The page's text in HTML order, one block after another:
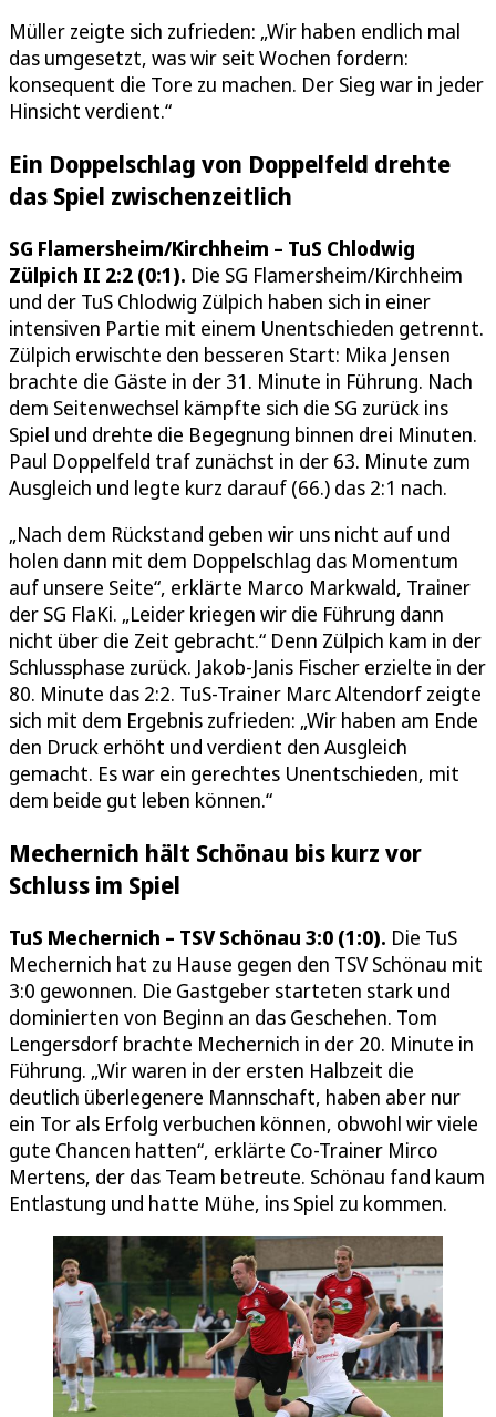
Müller zeigte sich zufrieden: „Wir haben endlich mal
das umgesetzt, was wir seit Wochen fordern:
konsequent die Tore zu machen. Der Sieg war in jeder
Hinsicht verdient.“
Ein Doppelschlag von Doppelfeld drehte
das Spiel zwischenzeitlich
SG Flamersheim/Kirchheim – TuS Chlodwig
Zülpich II 2:2 (0:1). Die SG Flamersheim/Kirchheim
und der TuS Chlodwig Zülpich haben sich in einer
intensiven Partie mit einem Unentschieden getrennt.
Zülpich erwischte den besseren Start: Mika Jensen
brachte die Gäste in der 31. Minute in Führung. Nach
dem Seitenwechsel kämpfte sich die SG zurück ins
Spiel und drehte die Begegnung binnen drei Minuten.
Paul Doppelfeld traf zunächst in der 63. Minute zum
Ausgleich und legte kurz darauf (66.) das 2:1 nach.
„Nach dem Rückstand geben wir uns nicht auf und
holen dann mit dem Doppelschlag das Momentum
auf unsere Seite“, erklärte Marco Markwald, Trainer
der SG FlaKi. „Leider kriegen wir die Führung dann
nicht über die Zeit gebracht.“ Denn Zülpich kam in der
Schlussphase zurück. Jakob-Janis Fischer erzielte in der
80. Minute das 2:2. TuS-Trainer Marc Altendorf zeigte
sich mit dem Ergebnis zufrieden: „Wir haben am Ende
den Druck erhöht und verdient den Ausgleich
gemacht. Es war ein gerechtes Unentschieden, mit
dem beide gut leben können.“
Mechernich hält Schönau bis kurz vor
Schluss im Spiel
TuS Mechernich – TSV Schönau 3:0 (1:0). Die TuS
Mechernich hat zu Hause gegen den TSV Schönau mit
3:0 gewonnen. Die Gastgeber starteten stark und
dominierten von Beginn an das Geschehen. Tom
Lengersdorf brachte Mechernich in der 20. Minute in
Führung. „Wir waren in der ersten Halbzeit die
deutlich überlegenere Mannschaft, haben aber nur
ein Tor als Erfolg verbuchen können, obwohl wir viele
gute Chancen hatten“, erklärte Co-Trainer Mirco
Mertens, der das Team betreute. Schönau fand kaum
Entlastung und hatte Mühe, ins Spiel zu kommen.